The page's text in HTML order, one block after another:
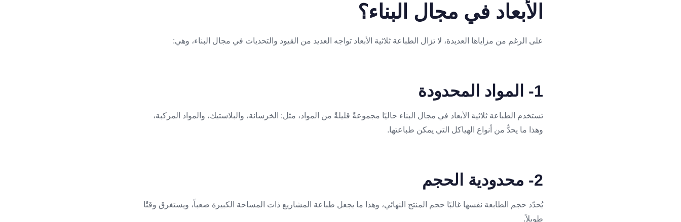
الأبعاد في مجال البناء؟
على الرغم من مزاياها العديدة، لا تزال الطباعة ثلاثية الأبعاد تواجه العديد من القيود والتحديات في مجال البناء، وهي:
1- المواد المحدودة
تستخدم الطباعة ثلاثية الأبعاد في مجال البناء حاليًا مجموعةً قليلةً من المواد، مثل: الخرسانة، والبلاستيك، والمواد المركبة،
وهذا ما يحدُّ من أنواع الهياكل التي يمكن طباعتها.
2- محدودية الحجم
يُحدّد حجم الطابعة نفسها غالبًا حجم المنتج النهائي، وهذا ما يجعل طباعة المشاريع ذات المساحة الكبيرة صعباً، ويستغرق وقتًا
طويلاً.